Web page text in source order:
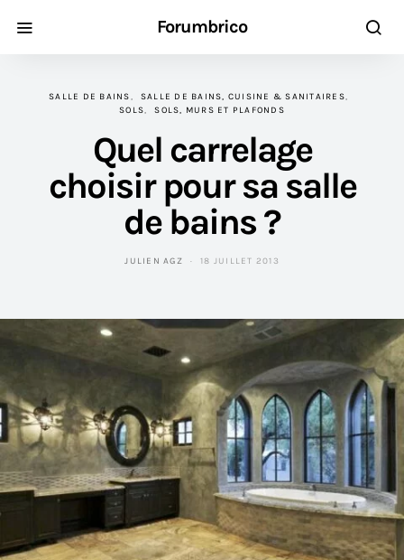
Forumbrico
SALLE DE BAINS
SALLE DE BAINS, CUISINE & SANITAIRES
SOLS
SOLS, MURS ET PLAFONDS
Quel carrelage
choisir pour sa salle
de bains ?
JULIEN AGZ 18 JUILLET 2013